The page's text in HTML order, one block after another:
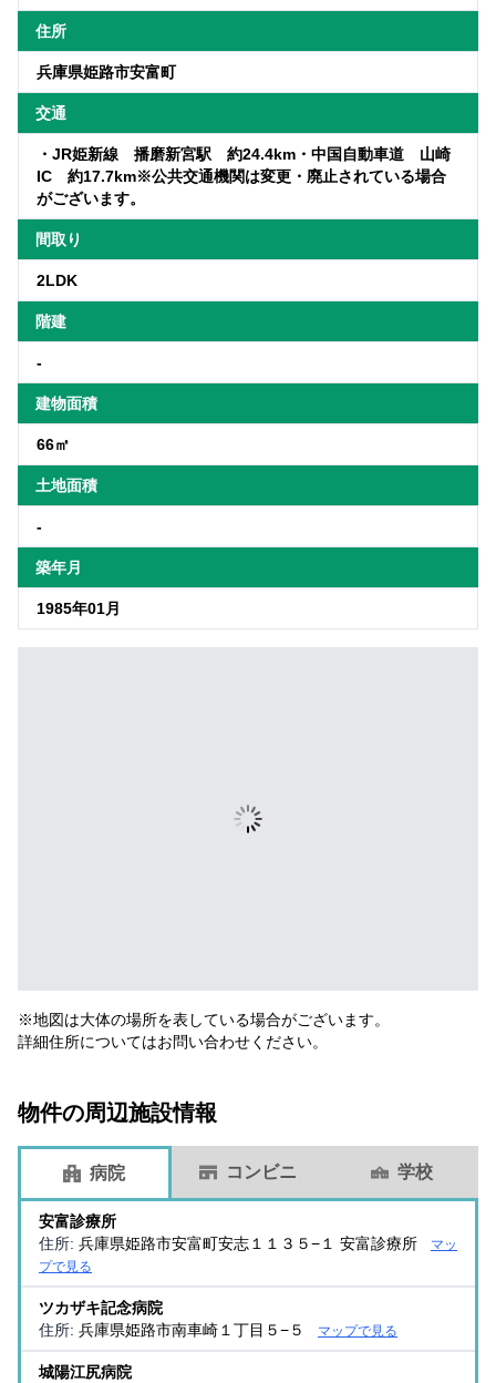
住所
兵庫県姫路市安富町
交通
・JR姫新線 播磨新宮駅 約24.4km・中国自動車道 山崎
IC 約17.7km※公共交通機関は変更・廃止されている場合
がございます。
間取り
2LDK
階建
-
建物面積
66㎡
土地面積
-
築年月
1985年01月
※地図は大体の場所を表している場合がございます。
詳細住所についてはお問い合わせください。
物件の周辺施設情報
病院 コンビニ 学校
安富診療所
住所: 兵庫県姫路市安富町安志１１３５−１ 安富診療所
マッ
プで見る
ツカザキ記念病院
住所: 兵庫県姫路市南車崎１丁目５−５ マップで見る
城陽江尻病院